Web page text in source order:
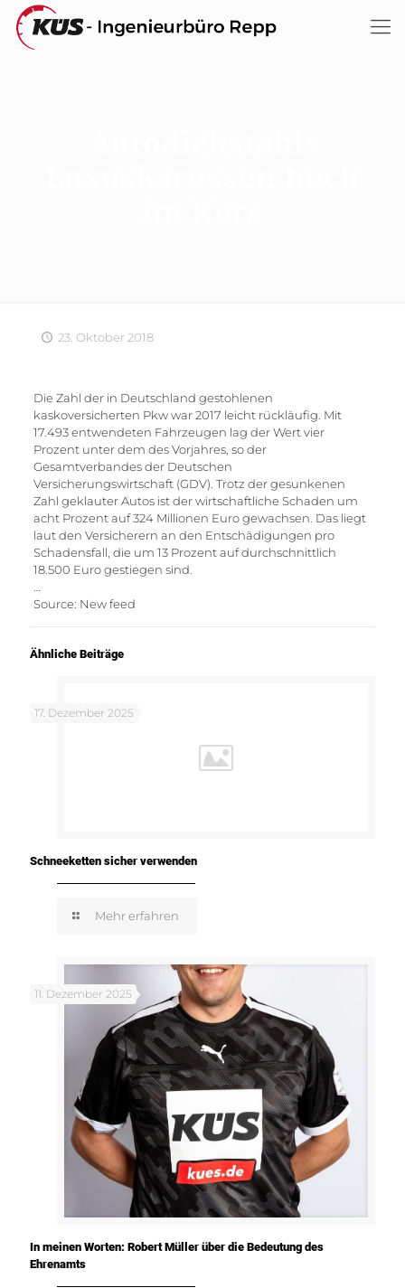
23. Oktober 2018
Die Zahl der in Deutschland gestohlenen
kaskoversicherten Pkw war 2017 leicht rückläufig. Mit
17.493 entwendeten Fahrzeugen lag der Wert vier
Prozent unter dem des Vorjahres, so der
Gesamtverbandes der Deutschen
Versicherungswirtschaft (GDV). Trotz der gesunkenen
Zahl geklauter Autos ist der wirtschaftliche Schaden um
acht Prozent auf 324 Millionen Euro gewachsen. Das liegt
laut den Versicherern an den Entschädigungen pro
Schadensfall, die um 13 Prozent auf durchschnittlich
18.500 Euro gestiegen sind.
Source: New feed
Ähnliche Beiträge
17. Dezember 2025
Schneeketten sicher verwenden
Mehr erfahren
11. Dezember 2025
In meinen Worten: Robert Müller über die Bedeutung des
Ehrenamts